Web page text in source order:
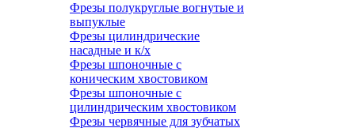
Фрезы полукруглые вогнутые и
выпуклые
Фрезы цилиндрические
насадные и к/х
Фрезы шпоночные с
коническим хвостовиком
Фрезы шпоночные с
цилиндрическим хвостовиком
Фрезы червячные для зубчатых